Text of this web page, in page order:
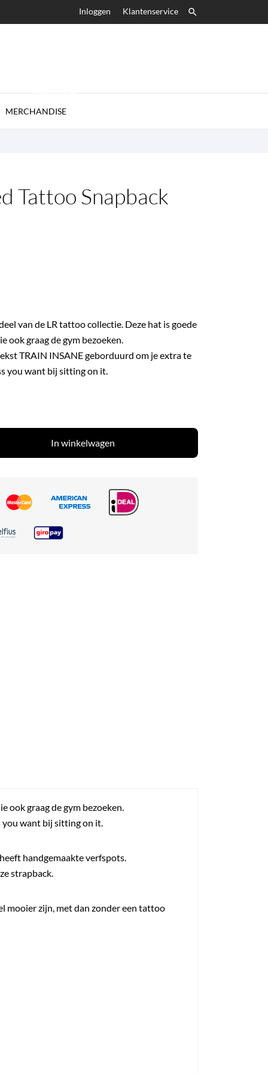
Inloggen Klantenservice 
MERCHANDISE
Tattoo Snapback
van de LR tattoo collectie. Deze hat is goede
ook graag de gym bezoeken.
TRAIN INSANE geborduurd om je extra te
you want bij sitting on it.
In winkelwagen
ook graag de gym bezoeken.
you want bij sitting on it.
handgemaakte verfspots.
strapback.
mooier zijn, met dan zonder een tattoo